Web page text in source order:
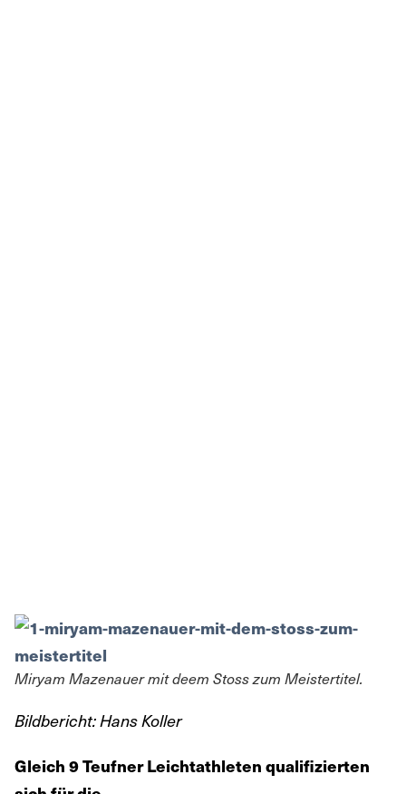
Miryam Mazenauer mit deem Stoss zum Meistertitel.
Bildbericht: Hans Koller
Gleich 9 Teufner Leichtathleten qualifizierten